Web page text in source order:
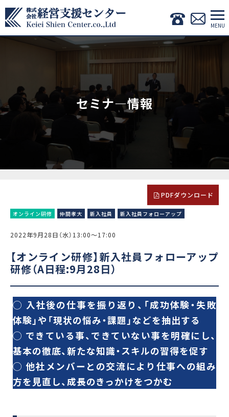
セミナ―情報
オンライン研修 仲間孝大 新入社員 新入社員フォローアップ
PDFダウンロード
2022年9月28日（水）13:00〜17:00
【オンライン研修】新入社員フォローアップ
研修（A日程:9月28日）
◯ 入社後の仕事を振り返り、「成功体験・失敗
体験」や「現状の悩み・課題」などを抽出する
◯ できている事、できていない事を明確にし、
基本の徹底、新たな知識・スキルの習得を促す
◯ 他社メンバーとの交流により仕事への組み
方を見直し、成長のきっかけをつかむ